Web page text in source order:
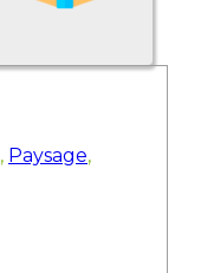
, Paysage,